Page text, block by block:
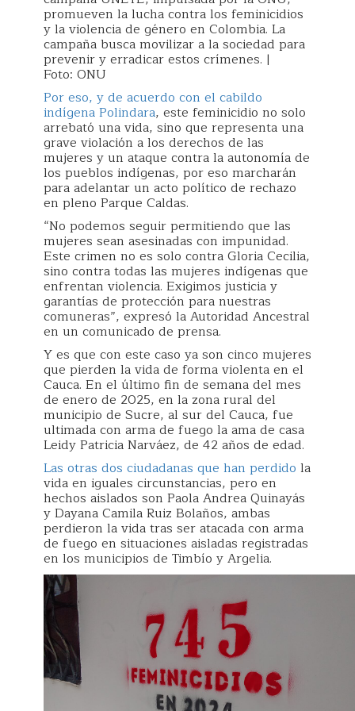
promueven la lucha contra los feminicidios
y la violencia de género en Colombia. La
campaña busca movilizar a la sociedad para
prevenir y erradicar estos crímenes. |
Foto: ONU
Por eso, y de acuerdo con el cabildo
indígena Polindara, este feminicidio no solo
arrebató una vida, sino que representa una
grave violación a los derechos de las
mujeres y un ataque contra la autonomía de
los pueblos indígenas, por eso marcharán
para adelantar un acto político de rechazo
en pleno Parque Caldas.
“No podemos seguir permitiendo que las
mujeres sean asesinadas con impunidad.
Este crimen no es solo contra Gloria Cecilia,
sino contra todas las mujeres indígenas que
enfrentan violencia. Exigimos justicia y
garantías de protección para nuestras
comuneras”, expresó la Autoridad Ancestral
en un comunicado de prensa.
Y es que con este caso ya son cinco mujeres
que pierden la vida de forma violenta en el
Cauca. En el último fin de semana del mes
de enero de 2025, en la zona rural del
municipio de Sucre, al sur del Cauca, fue
ultimada con arma de fuego la ama de casa
Leidy Patricia Narváez, de 42 años de edad.
Las otras dos ciudadanas que han perdido la
vida en iguales circunstancias, pero en
hechos aislados son Paola Andrea Quinayás
y Dayana Camila Ruiz Bolaños, ambas
perdieron la vida tras ser atacada con arma
de fuego en situaciones aisladas registradas
en los municipios de Timbío y Argelia.